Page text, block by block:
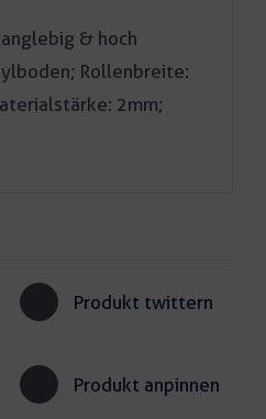
& hoch
Rollenbreite:
2mm;
Produkt twittern
Produkt anpinnen